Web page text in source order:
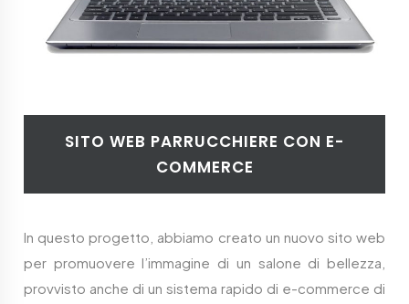
SITO WEB PARRUCCHIERE CON E-
COMMERCE
In questo progetto, abbiamo creato un nuovo sito web
per promuovere l’immagine di un salone di bellezza,
provvisto anche di un sistema rapido di e-commerce di